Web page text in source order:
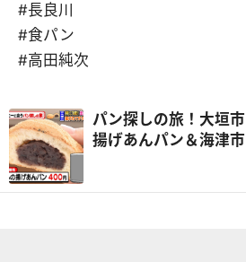
#長良川
#食パン
#高田純次
パン探しの旅！大垣
揚げあんパン＆海津
アン パン」巨大クロ